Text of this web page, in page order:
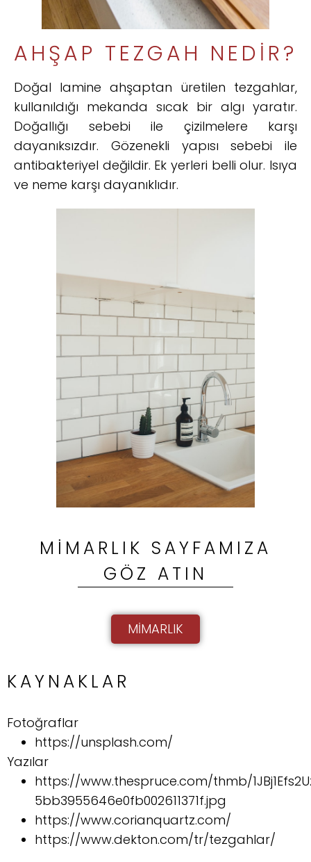
AHŞAP TEZGAH NEDIR?
Doğal lamine ahşaptan üretilen tezgahlar,
kullanıldığı mekanda sıcak bir algı yaratır.
Doğallığı sebebi ile çizilmelere karşı
dayanıksızdır. Gözenekli yapısı sebebi ile
antibakteriyel değildir. Ek yerleri belli olur. Isıya
ve neme karşı dayanıklıdır.
MIMARLIK SAYFAMIZA
GÖZ ATIN
MIMARLIK
KAYNAKLAR
Fotoğraflar
https://unsplash.com/
Yazılar
https://www.thespruce.com/thmb/
5bb3955646e0fb002611371f.jpg
https://www.corianquartz.com/
https://www.dekton.com/tr/tezgahlar/